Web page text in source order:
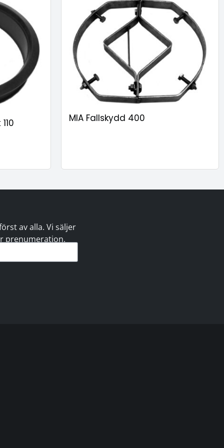
MIA Fallskydd 400
av alla. Vi säljer
prenumeration.